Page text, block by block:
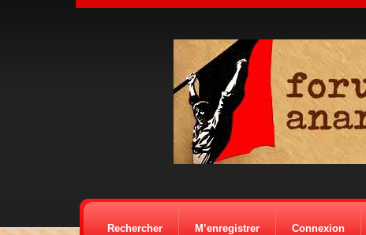
Rechercher M’enregistrer Connexion